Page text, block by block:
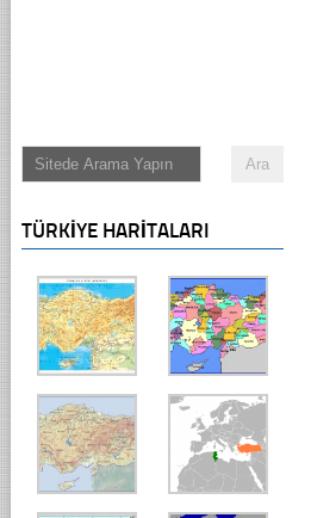
TÜRKIYE HARITALARI